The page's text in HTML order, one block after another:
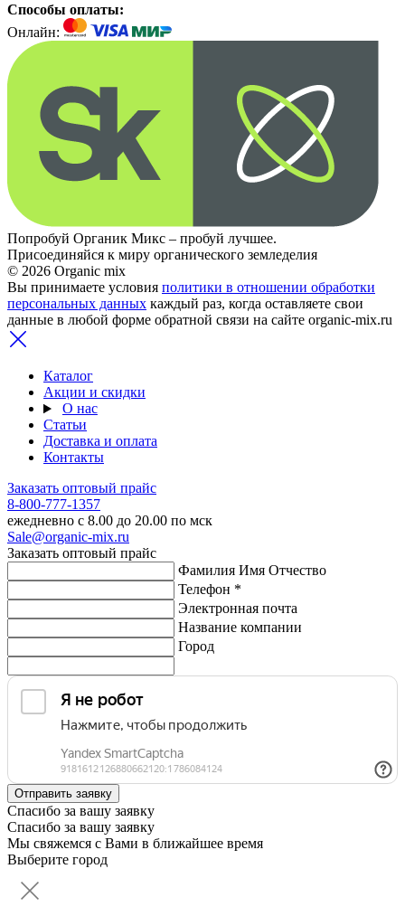
Способы оплаты:
Онлайн:
Попробуй Органик Микс – пробуй лучшее.
Присоединяйся к миру органического земледелия
© 2026 Organic mix
Вы принимаете условия политики в отношении обработки
персональных данных каждый раз, когда оставляете свои
данные в любой форме обратной связи на сайте organic-mix.ru
Каталог
Акции и скидки
О нас
Статьи
Доставка и оплата
Контакты
Заказать оптовый прайс
8-800-777-1357
ежедневно с 8.00 до 20.00 по мск
Sale@organic-mix.ru
Заказать оптовый прайс
Фамилия Имя Отчество
Телефон *
Электронная почта
Название компании
Город
Спасибо за вашу заявку
Спасибо за вашу заявку
Мы свяжемся с Вами в ближайшее время
Выберите город